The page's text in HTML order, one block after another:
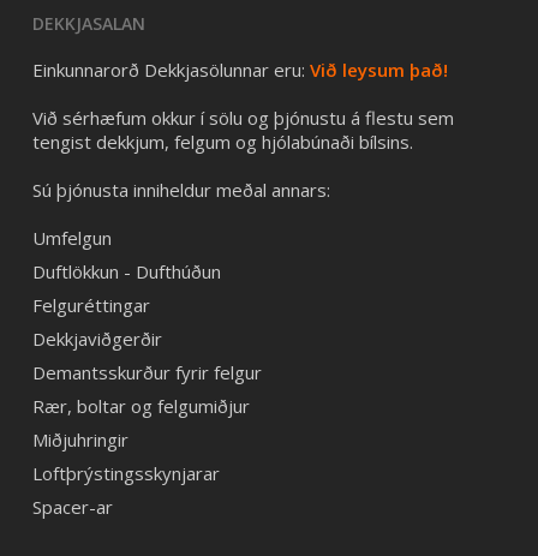
DEKKJASALAN
Einkunnarorð Dekkjasölunnar eru: Við leysum það!
Við sérhæfum okkur í sölu og þjónustu á flestu sem
tengist dekkjum, felgum og hjólabúnaði bílsins.
Sú þjónusta inniheldur meðal annars:
Umfelgun
Duftlökkun - Dufthúðun
Felguréttingar
Dekkjaviðgerðir
Demantsskurður fyrir felgur
Rær, boltar og felgumiðjur
Miðjuhringir
Loftþrýstingsskynjarar
Spacer-ar